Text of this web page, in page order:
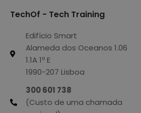
TechOf - Tech Training
Edifício Smart
Alameda dos Oceanos 1.06
1.1A 1º E
1990-207 Lisboa
300 601 738
(Custo de uma chamada